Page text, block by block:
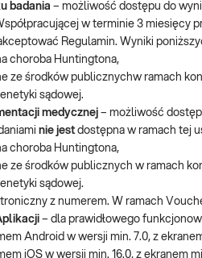
badania – możliwość dostępu do
w terminie 3 miesięcy
Regulamin. Wyniki
choroba Huntingtona,
ze środków publicznychw ramach
sądowej.
medycznej – możliwość
nie jest dostępna w ramach tej
choroba Huntingtona,
ze środków publicznych w ramach
sądowej.
z numerem. W ramach
– dla prawidłowego
Android w wersji min. 7.0, z
iOS w wersji min. 16.0, z ekranem